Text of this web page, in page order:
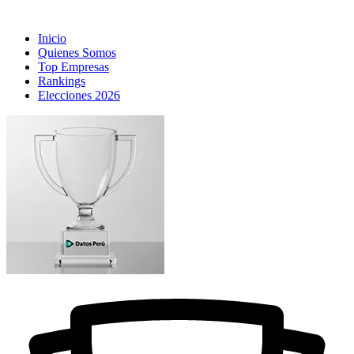
Inicio
Quienes Somos
Top Empresas
Rankings
Elecciones 2026